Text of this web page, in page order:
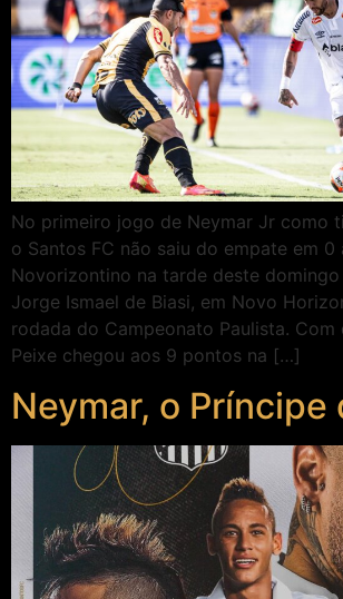
No primeiro jogo de Neymar Jr como
o Santos FC não saiu do empate em 0
Novorizontino na tarde deste
Jorge Ismael de Biasi, em Novo
rodada do Campeonato Paulista. Com
Peixe chegou aos 9 pontos na […]
Neymar, o Príncipe